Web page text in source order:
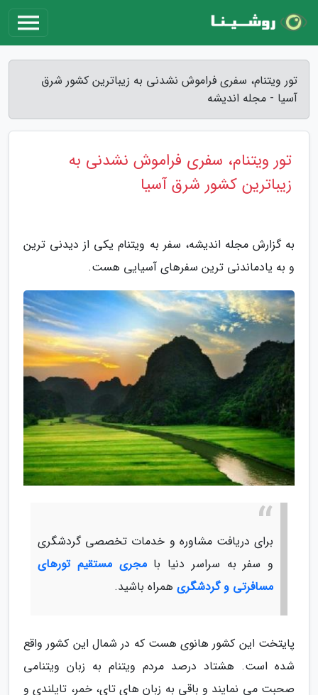
تور ویتنام، سفری فراموش نشدنی به زیباترین کشور شرق
آسیا - مجله اندیشه
تور ویتنام، سفری فراموش نشدنی به
زیباترین کشور شرق آسیا
به گزارش مجله اندیشه، سفر به ویتنام یکی از دیدنی ترین
و به یادماندنی ترین سفرهای آسیایی هست.
برای دریافت مشاوره و خدمات تخصصی گردشگری
و سفر به سراسر دنیا بامجری مستقیم تورهای
مسافرتی و گردشگری همراه باشید.
پایتخت این کشور هانوی هست که در شمال این کشور واقع
شده است. هشتاد درصد مردم ویتنام به زبان ویتنامی
صحبت می نمایند و باقی به زبان های تای، خمر، تایلندی و